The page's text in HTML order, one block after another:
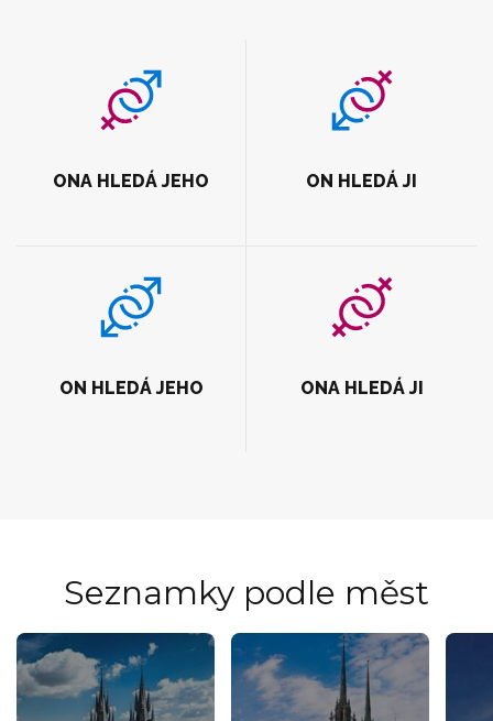
ONA HLEDÁ JEHO ON HLEDÁ JI
ON HLEDÁ JEHO ONA HLEDÁ JI
Seznamky podle měst